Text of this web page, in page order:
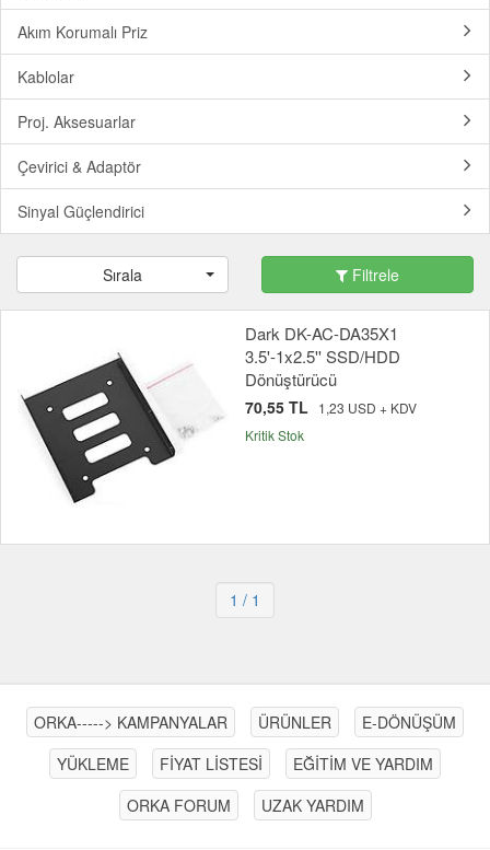
Akım Korumalı Priz
Kablolar
Proj. Aksesuarlar
Çevirici & Adaptör
Sinyal Güçlendirici
Sırala Filtrele
Dark DK-AC-DA35X1
3.5'-1x2.5'' SSD/HDD
Dönüştürücü
70,55 TL
1,23 USD + KDV
Kritik Stok
1 / 1
ORKA-----> KAMPANYALAR ÜRÜNLER
E-DÖNÜŞÜM
YÜKLEME
FİYAT LİSTESİ
EĞİTİM VE YARDIM
ORKA FORUM
UZAK YARDIM